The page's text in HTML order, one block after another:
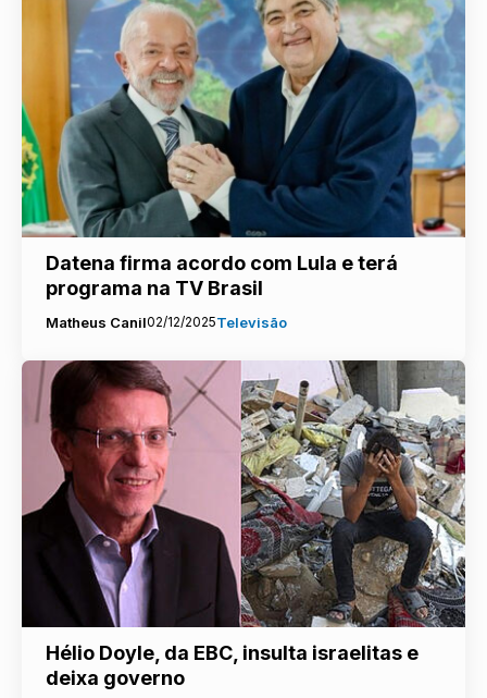
Datena firma acordo com Lula e terá
programa na TV Brasil
Matheus Canil02/12/2025Televisão
Hélio Doyle, da EBC, insulta israelitas e
deixa governo